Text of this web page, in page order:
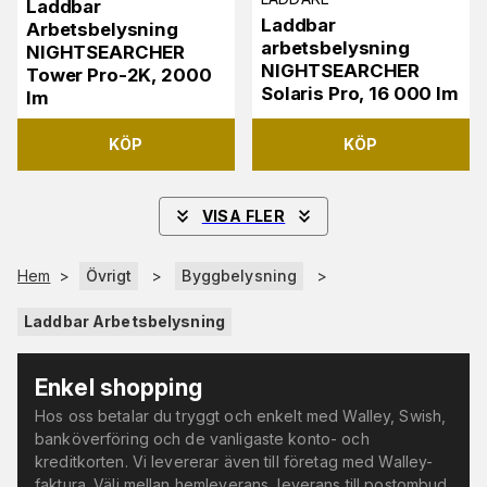
Laddbar
Arbetsbelysning
NIGHTSEARCHER
Tower Pro-2K, 2000
lm
KÖP
Laddbar
arbetsbelysning
NIGHTSEARCHER
Solaris Pro, 16 000 lm
KÖP
VISA FLER
Hem > Övrigt > Byggbelysning >
Laddbar Arbetsbelysning
Enkel shopping
Hos oss betalar du tryggt och enkelt med Walley, Swish,
banköverföring och de vanligaste konto- och
kreditkorten. Vi levererar även till företag med Walley-